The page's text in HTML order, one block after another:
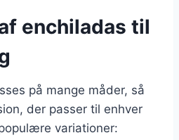
enchiladas til
på mange måder, så
der passer til enhver
variationer: